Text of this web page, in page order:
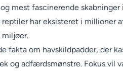
mest fascinerende skabninger i
har eksisteret i millioner
miljøer.
fakta om havskildpadder, der
og adfærdsmønstre. Fokus vil